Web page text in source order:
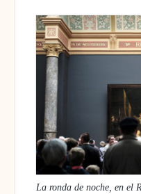
La ronda de noche, en el